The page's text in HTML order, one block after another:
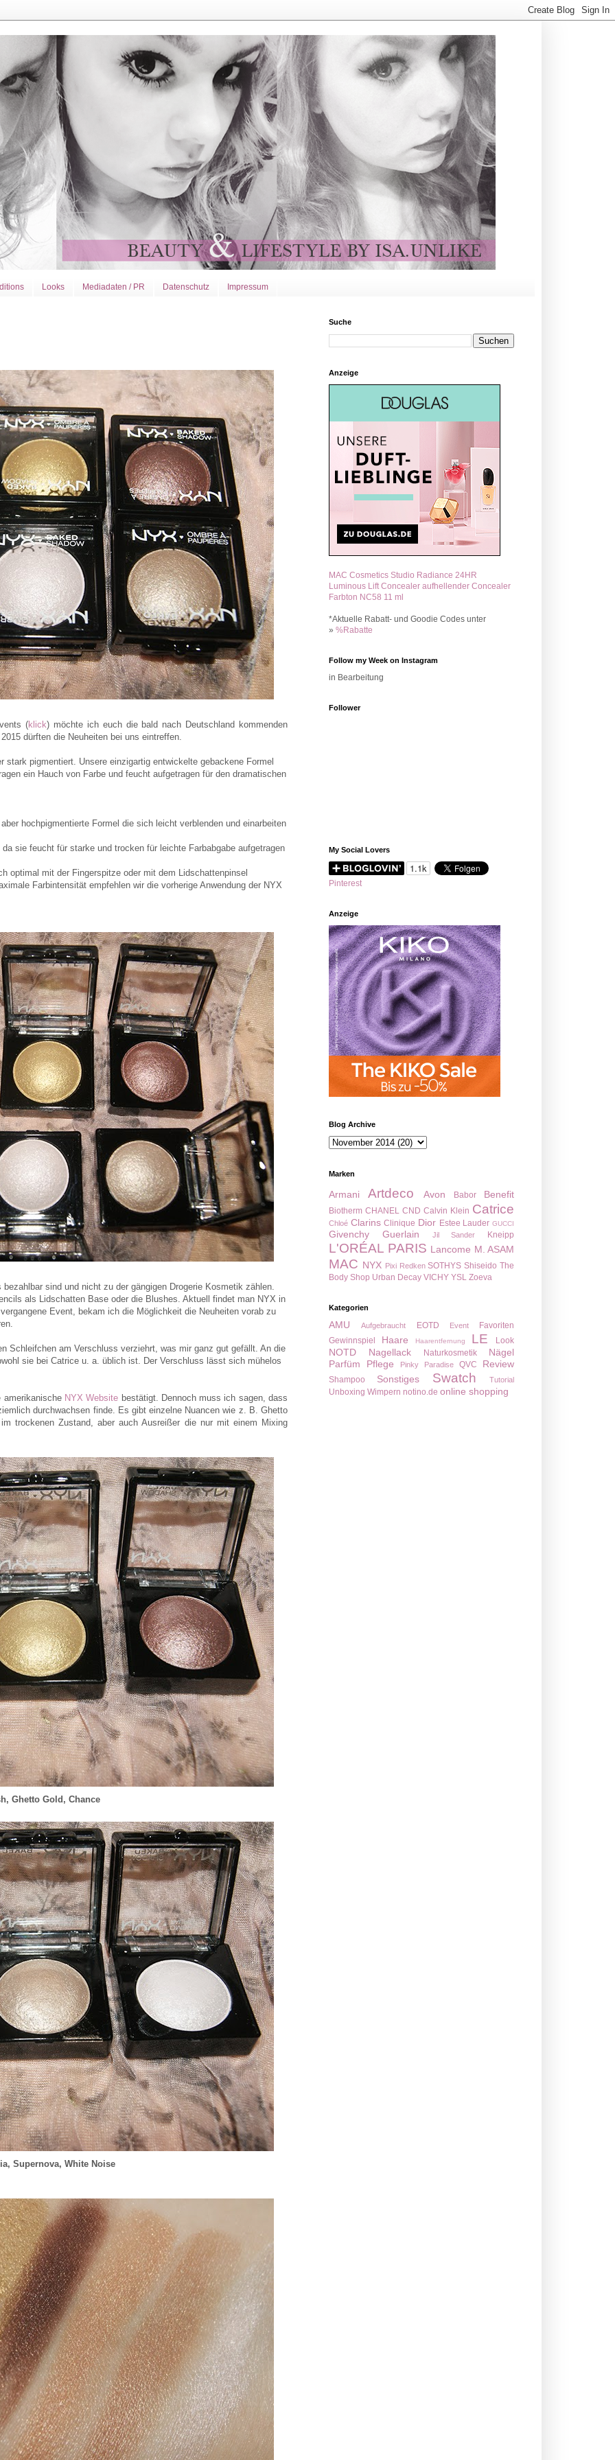
Looks Mediadaten / PR Datenschutz Impressum
(klick) möchte ich euch die bald nach Deutschland kommenden
dürften die Neuheiten bei uns eintreffen.
pigmentiert. Unsere einzigartig entwickelte gebackene Formel
ein Hauch von Farbe und feucht aufgetragen für den dramatischen
hochpigmentierte Formel die sich leicht verblenden und einarbeiten
sie feucht für starke und trocken für leichte Farbabgabe aufgetragen
optimal mit der Fingerspitze oder mit dem Lidschattenpinsel
Farbintensität empfehlen wir die vorherige Anwendung der NYX
sind und nicht zu der gängigen Drogerie Kosmetik zählen.
als Lidschatten Base oder die Blushes. Aktuell findet man NYX in
Event, bekam ich die Möglichkeit die Neuheiten vorab zu
Schleifchen am Verschluss verziehrt, was mir ganz gut gefällt. An die
sie bei Catrice u. a. üblich ist. Der Verschluss lässt sich mühelos
amerikanische NYX Website bestätigt. Dennoch muss ich sagen, dass
durchwachsen finde. Es gibt einzelne Nuancen wie z. B. Ghetto
trockenen Zustand, aber auch Ausreißer die nur mit einem Mixing
Ghetto Gold, Chance
Supernova, White Noise
Suche
Anzeige
MAC Cosmetics Studio Radiance 24HR
Luminous Lift Concealer aufhellender Concealer
Farbton NC58 11 ml
*Aktuelle Rabatt- und Goodie Codes unter
» %Rabatte
Follow my Week on Instagram
in Bearbeitung
Follower
My Social Lovers
Pinterest
Anzeige
Blog Archive
Marken
Armani Artdeco Avon Babor Benefit
Biotherm CHANEL CND Calvin Klein Catrice
Chloé Clarins Clinique Dior Estee Lauder GUCCI
Givenchy Guerlain Jil Sander Kneipp
L'ORÉAL PARIS Lancome M. ASAM
MAC NYX Pixi Redken SOTHYS Shiseido The
Body Shop Urban Decay VICHY YSL Zoeva
Kategorien
AMU Aufgebraucht EOTD Event
Favoriten
Gewinnspiel
Haare Haarentfernung LE Look
NOTD Nagellack Naturkosmetik
Nägel
Parfüm
Pflege Pinky Paradise QVC Review
Shampoo Sonstiges Swatch Tutorial
Unboxing Wimpern notino.de online shopping